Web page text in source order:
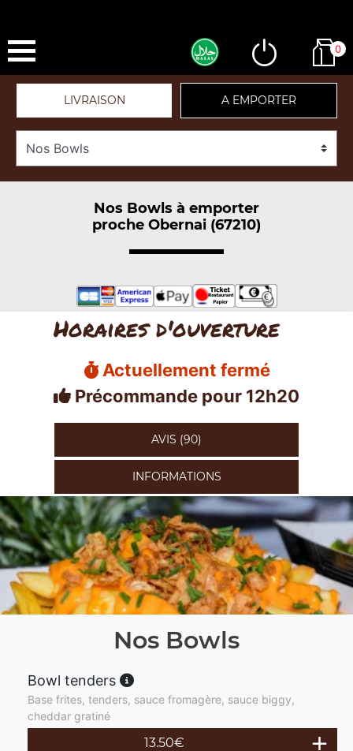
0
LIVRAISON A EMPORTER
Nos Bowls à emporter
proche Obernai (67210)
Horaires d'ouverture
Actuellement fermé
Précommande pour 12h20
AVIS (90)
INFORMATIONS
Nos Bowls
Bowl tenders
Base frites, tenders, sauce fromagère, sauce biggy,
cheddar gratiné
13.50€